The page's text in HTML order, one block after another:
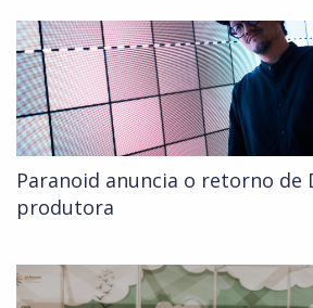
Paranoid anuncia o retorno de
produtora